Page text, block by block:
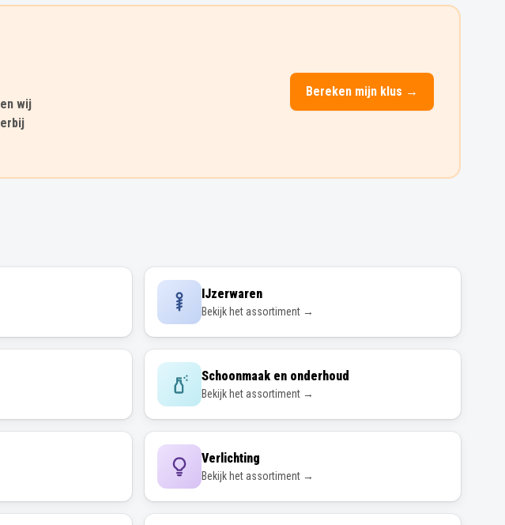
wij
Bereken mijn klus →
IJzerwaren
Bekijk het assortiment →
Schoonmaak en onderhoud
Bekijk het assortiment →
Verlichting
Bekijk het assortiment →